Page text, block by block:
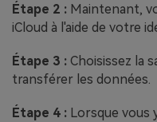
Étape 2 : Maintenant,
iCloud à l'aide de votre
Étape 3 : Choisissez la
transférer les données.
Étape 4 : Lorsque vous